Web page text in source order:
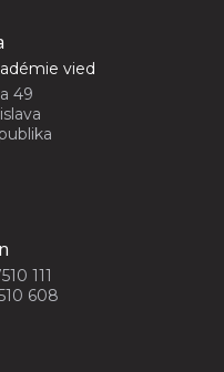
vied
49
111
608